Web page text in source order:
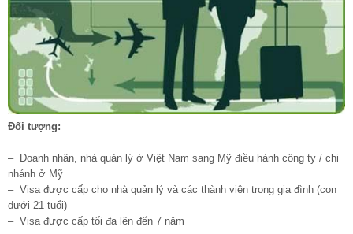
Đối tượng:
– Doanh nhân, nhà quản lý ở Việt Nam sang Mỹ điều hành công ty / chi
nhánh ở Mỹ
– Visa được cấp cho nhà quản lý và các thành viên trong gia đình (con
dưới 21 tuổi)
– Visa được cấp tối đa lên đến 7 năm